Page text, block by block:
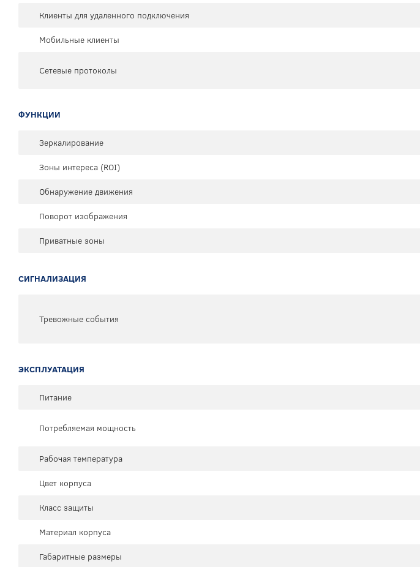
Клиенты для удаленного подключения
Мобильные клиенты
Сетевые протоколы
ФУНКЦИИ
Зеркалирование
Зоны интереса (ROI)
Обнаружение движения
Поворот изображения
Приватные зоны
СИГНАЛИЗАЦИЯ
Тревожные события
ЭКСПЛУАТАЦИЯ
Питание
Потребляемая мощность
Рабочая температура
Цвет корпуса
Класс защиты
Материал корпуса
Габаритные размеры